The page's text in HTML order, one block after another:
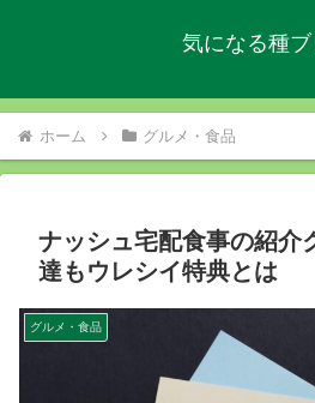
気になる種
ホーム グルメ・食品
ナッシュ宅配食事の紹介
達もウレシイ特典とは
グルメ・食品